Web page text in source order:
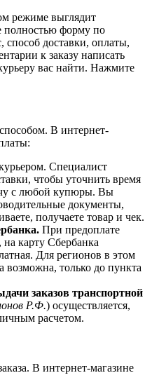
режиме выглядит
полностью форму по
способ доставки, оплаты,
к заказу написать
вас найти. Нажмите
В интернет-
Специалист
чтобы уточнить время
с любой купюры. Вы
документы,
получаете товар и чек.
При предоплате
на карту Сбербанка
Для регионов в этом
возможна, только до пункта
заказов транспортной
Р.Ф.) осуществляется,
расчетом.
В интернет-магазине